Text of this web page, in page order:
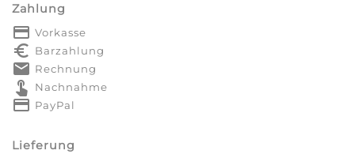
Zahlung
payment Vorkasse
euro_symbol Barzahlung
markunread Rechnung
touch_app Nachnahme
credit_card PayPal
Lieferung